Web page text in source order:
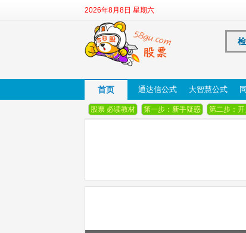
2026年8月8日 星期六
首页 通达信公式 大智慧公式
股票 必读教材 第一步：新手疑惑 第二步：